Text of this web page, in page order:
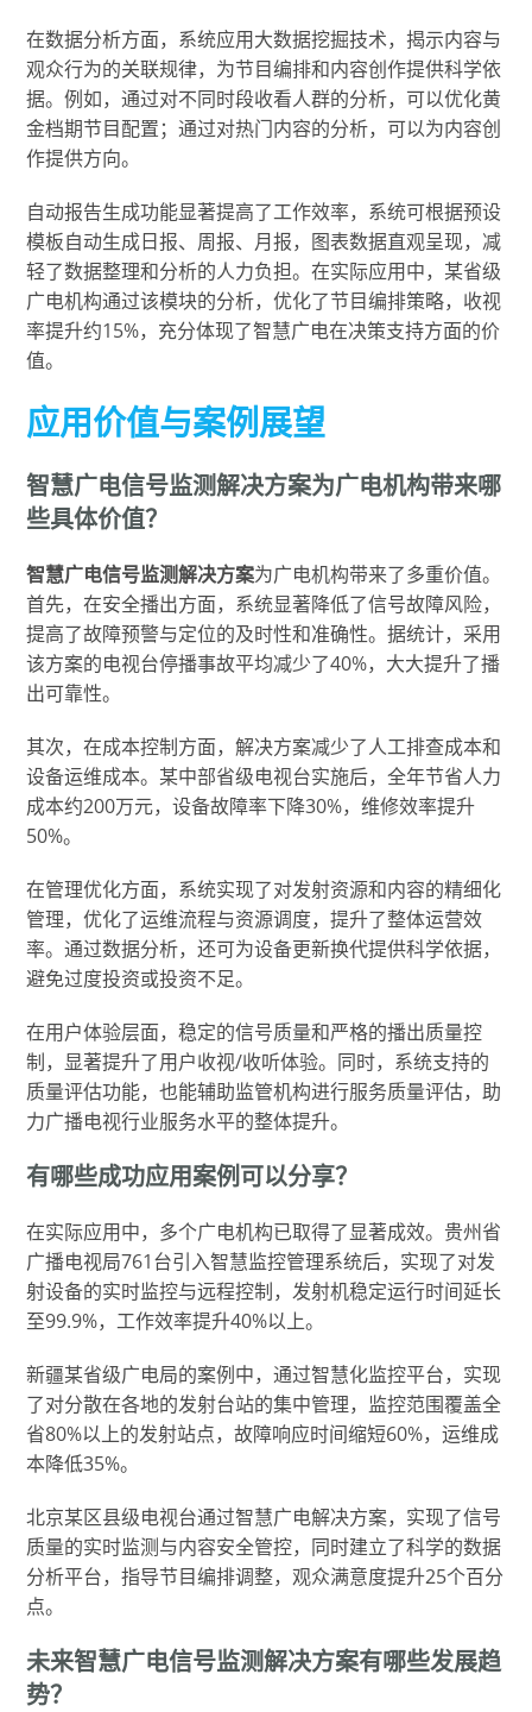
在数据分析方面，系统应用大数据挖掘技术，揭示内容与
观众行为的关联规律，为节目编排和内容创作提供科学依
据。例如，通过对不同时段收看人群的分析，可以优化黄
金档期节目配置；通过对热门内容的分析，可以为内容创
作提供方向。
自动报告生成功能显著提高了工作效率，系统可根据预设
模板自动生成日报、周报、月报，图表数据直观呈现，减
轻了数据整理和分析的人力负担。在实际应用中，某省级
广电机构通过该模块的分析，优化了节目编排策略，收视
率提升约15%，充分体现了智慧广电在决策支持方面的价
值。
应用价值与案例展望
智慧广电信号监测解决方案为广电机构带来哪
些具体价值？
智慧广电信号监测解决方案为广电机构带来了多重价值。
首先，在安全播出方面，系统显著降低了信号故障风险，
提高了故障预警与定位的及时性和准确性。据统计，采用
该方案的电视台停播事故平均减少了40%，大大提升了播
出可靠性。
其次，在成本控制方面，解决方案减少了人工排查成本和
设备运维成本。某中部省级电视台实施后，全年节省人力
成本约200万元，设备故障率下降30%，维修效率提升
50%。
在管理优化方面，系统实现了对发射资源和内容的精细化
管理，优化了运维流程与资源调度，提升了整体运营效
率。通过数据分析，还可为设备更新换代提供科学依据，
避免过度投资或投资不足。
在用户体验层面，稳定的信号质量和严格的播出质量控
制，显著提升了用户收视/收听体验。同时，系统支持的
质量评估功能，也能辅助监管机构进行服务质量评估，助
力广播电视行业服务水平的整体提升。
有哪些成功应用案例可以分享？
在实际应用中，多个广电机构已取得了显著成效。贵州省
广播电视局761台引入智慧监控管理系统后，实现了对发
射设备的实时监控与远程控制，发射机稳定运行时间延长
至99.9%，工作效率提升40%以上。
新疆某省级广电局的案例中，通过智慧化监控平台，实现
了对分散在各地的发射台站的集中管理，监控范围覆盖全
省80%以上的发射站点，故障响应时间缩短60%，运维成
本降低35%。
北京某区县级电视台通过智慧广电解决方案，实现了信号
质量的实时监测与内容安全管控，同时建立了科学的数据
分析平台，指导节目编排调整，观众满意度提升25个百分
点。
未来智慧广电信号监测解决方案有哪些发展趋
势？